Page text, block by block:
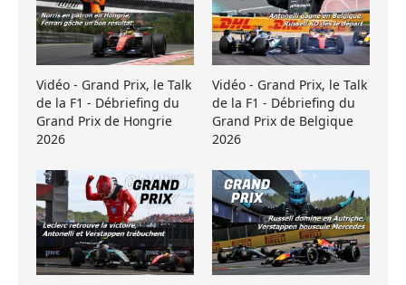
Vidéo - Grand Prix, le Talk
de la F1 - Débriefing du
Grand Prix de Hongrie
2026
Vidéo - Grand Prix, le Talk
de la F1 - Débriefing du
Grand Prix de Belgique
2026